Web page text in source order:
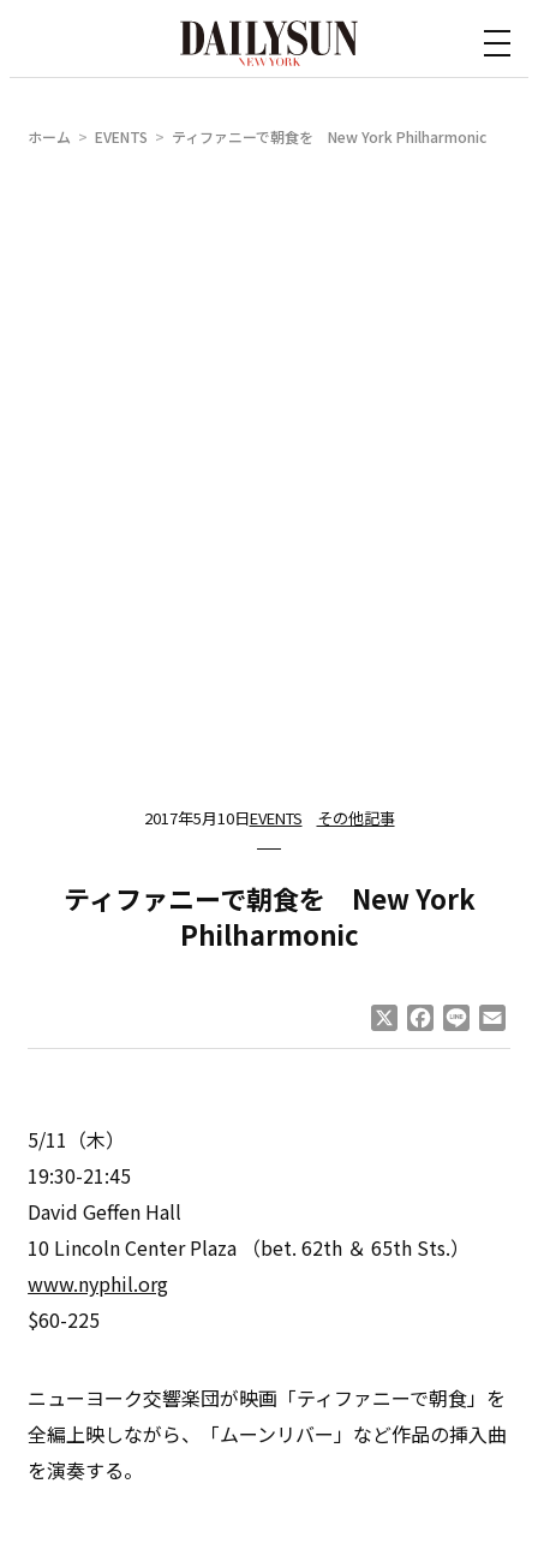
ホーム EVENTS ティファニーで朝食を New York Philharmonic
2017年5月10日EVENTS その他記事
ティファニーで朝食を New York
Philharmonic
Facebook
Line
5/11（木）
19:30-21:45
David Geffen Hall
10 Lincoln Center Plaza （bet. 62th ＆ 65th Sts.）
www.nyphil.org
$60-225
ニューヨーク交響楽団が映画「ティファニーで朝食」を
全編上映しながら、「ムーンリバー」など作品の挿入曲
を演奏する。